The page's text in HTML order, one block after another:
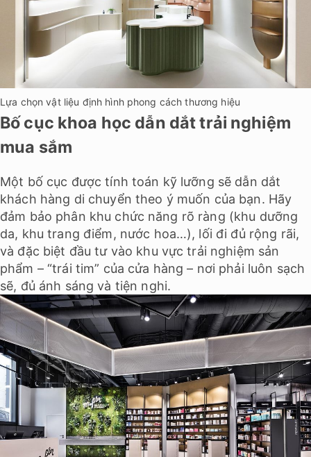
Lựa chọn vật liệu định hình phong cách thương hiệu
Bố cục khoa học dẫn dắt trải nghiệm
mua sắm
Một bố cục được tính toán kỹ lưỡng sẽ dẫn dắt
khách hàng di chuyển theo ý muốn của bạn. Hãy
đảm bảo phân khu chức năng rõ ràng (khu dưỡng
da, khu trang điểm, nước hoa…), lối đi đủ rộng rãi,
và đặc biệt đầu tư vào khu vực trải nghiệm sản
phẩm – “trái tim” của cửa hàng – nơi phải luôn sạch
sẽ, đủ ánh sáng và tiện nghi.